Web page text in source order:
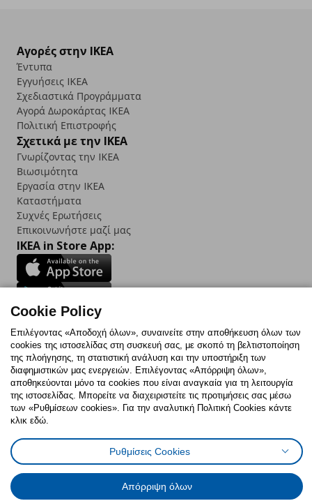
Αγορές στην IKEA
Έντυπα
Εγγυήσεις IKEA
Σχεδιαστικά Προγράμματα
Αγορά Δωρoκάρτας IKEA
Πολιτική Επιστροφής
Σχετικά με την IKEA
Γνωρίζοντας την IKEA
Βιωσιμότητα
Εργασία στην IKEA
Καταστήματα
Συχνές Ερωτήσεις
Επικοινωνήστε μαζί μας
IKEA in Store App:
Follow us:
FacebookInstagram
TikTokYoutubePinterestTwitter
Ρυθμίσεις cookiesΌροι Χρήσης
Γενική Πολιτική Προσωπικών Δεδομένων
Πολιτική Προσωπικών Δεδομένων για ΙΚΕΑ.gr
Κώδικας Καταναλωτικής Δεοντολογίας
Cookie Policy
Επιλέγοντας «Αποδοχή όλων», συναινείτε στην αποθήκευση όλων των
cookies της ιστοσελίδας στη συσκευή σας, με σκοπό τη βελτιστοποίηση
της πλοήγησης, τη στατιστική ανάλυση και την υποστήριξη των
διαφημιστικών μας ενεργειών. Επιλέγοντας «Απόρριψη όλων»,
αποθηκεύονται μόνο τα cookies που είναι αναγκαία για τη λειτουργία
της ιστοσελίδας. Μπορείτε να διαχειριστείτε τις προτιμήσεις σας μέσω
των «Ρυθμίσεων cookies». Για την αναλυτική Πολιτική Cookies κάντε
κλικ εδώ.
Ρυθμίσεις Cookies
Απόρριψη όλων